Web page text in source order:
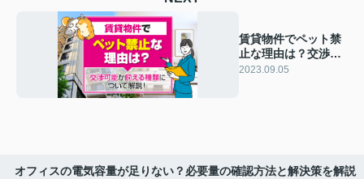
賃貸物件でペット禁
止な理由は？交渉可
能か飼える種類につ
2023.09.05
オフィスの電気容量が足りない？必要量の確認方法と解決策を解説